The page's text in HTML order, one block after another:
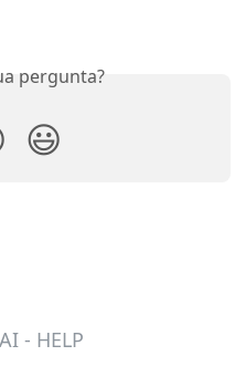
pergunta?
😃